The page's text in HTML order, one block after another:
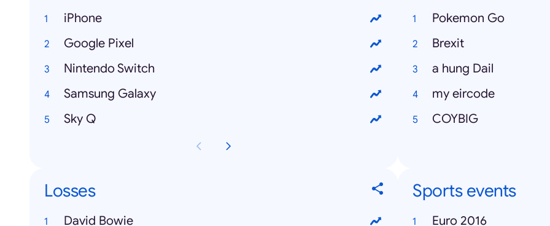
iPhone
Google Pixel
Nintendo Switch
Samsung Galaxy
Sky Q
Pokemon Go
Brexit
a hung Dail
my eircode
COYBIG
Losses
David Bowie
Sports events
Euro 2016